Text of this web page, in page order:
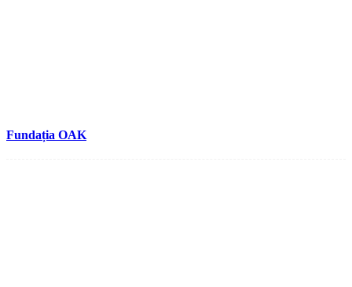
Fundația OAK